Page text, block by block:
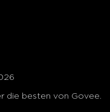
die besten von Govee.